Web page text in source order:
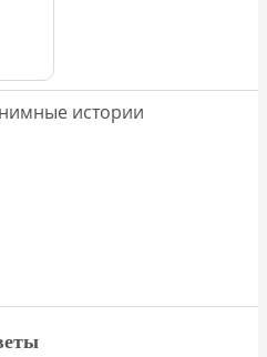
истории